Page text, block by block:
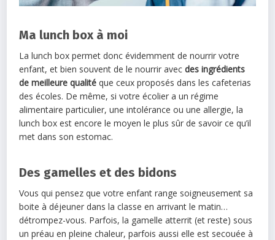
Ma lunch box à moi
La lunch box permet donc évidemment de nourrir votre
enfant, et bien souvent de le nourrir avecdes ingrédients
de meilleure qualité que ceux proposés dans les cafeterias
des écoles. De même, si votre écolier a un régime
alimentaire particulier, une intolérance ou une allergie, la
lunch box est encore le moyen le plus sûr de savoir ce qu’il
met dans son estomac.
Des gamelles et des bidons
Vous qui pensez que votre enfant range soigneusement sa
boite à déjeuner dans la classe en arrivant le matin…
détrompez-vous. Parfois, la gamelle atterrit (et reste) sous
un préau en pleine chaleur, parfois aussi elle est secouée à